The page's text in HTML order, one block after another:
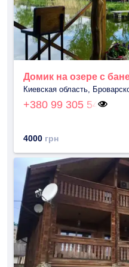
Домик на озере с
Киевская область,
+380 99 305 54
4000 грн